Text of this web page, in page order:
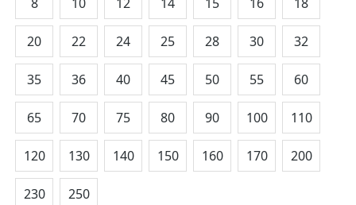
20 22 24 25 28 30 32
35 36 40 45 50 55 60
65 70 75 80 90 100 110
120 130 140 150 160 170 200
230 250